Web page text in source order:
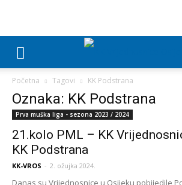
Početna Tagovi KK Podstrana
Oznaka: KK Podstrana
Prva muška liga - sezona 2023 / 2024
21.kolo PML – KK
KK Podstrana
KK-VROS - 2. ožujka 2024.
Danas su Vrijednosnice u Osijeku pobijedile